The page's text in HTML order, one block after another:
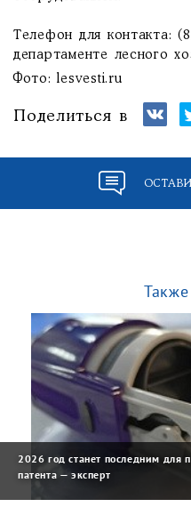
Телефон для контакта:
департаменте лесного
Фото: lesvesti.ru
Поделиться в
2026 год станет последним для
патента — эксперт